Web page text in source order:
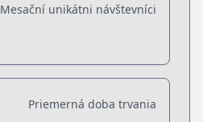
Mesační unikátni návštevníci
Priemerná doba trvania